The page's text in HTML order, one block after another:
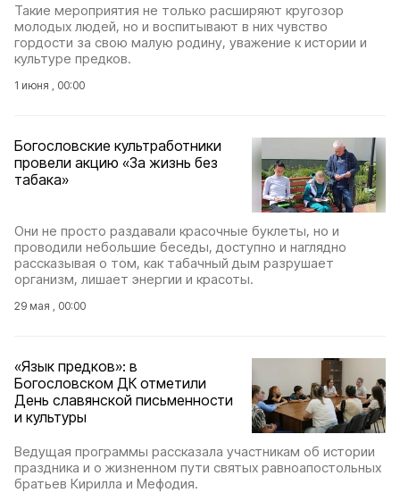
Такие мероприятия не только расширяют кругозор
молодых людей, но и воспитывают в них чувство
гордости за свою малую родину, уважение к истории и
культуре предков.
1 июня , 00:00
Богословские культработники
провели акцию «За жизнь без
табака»
Они не просто раздавали красочные буклеты, но и
проводили небольшие беседы, доступно и наглядно
рассказывая о том, как табачный дым разрушает
организм, лишает энергии и красоты.
29 мая , 00:00
«Язык предков»: в
Богословском ДК отметили
День славянской письменности
и культуры
Ведущая программы рассказала участникам об истории
праздника и о жизненном пути святых равноапостольных
братьев Кирилла и Мефодия.